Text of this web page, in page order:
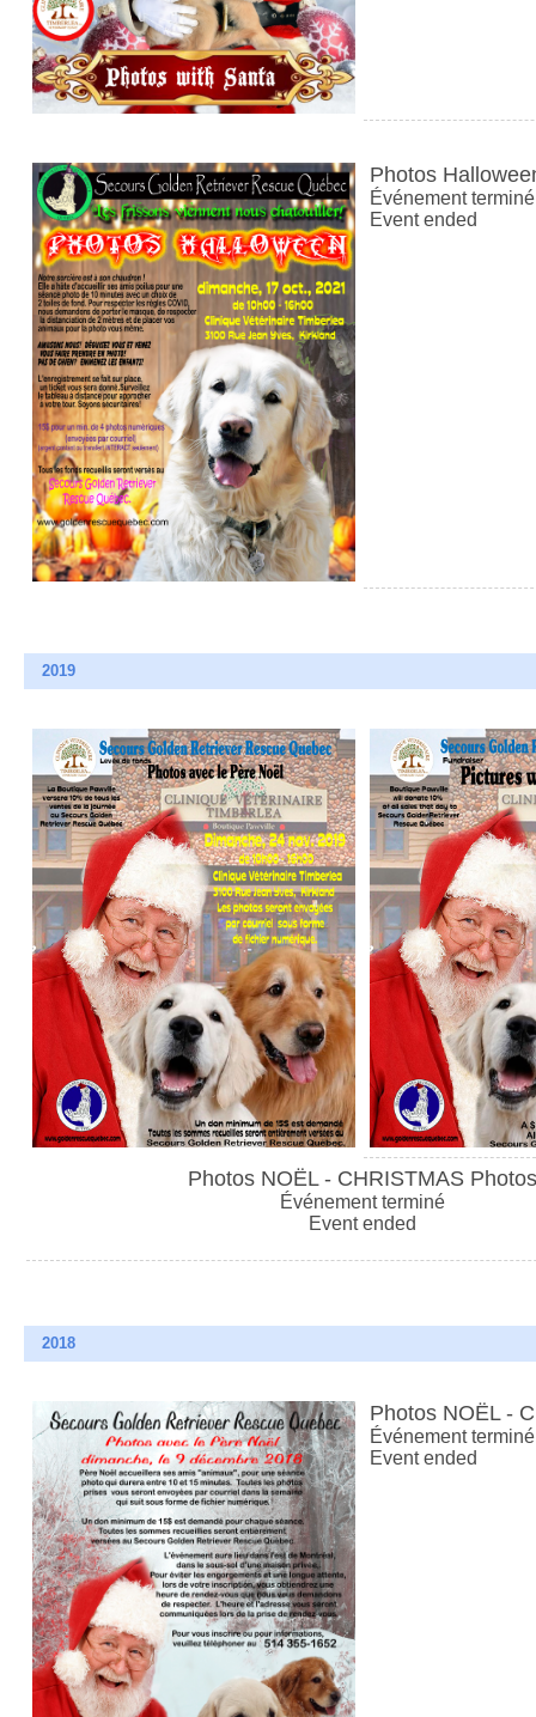
Photos
Événement terminé
Event ended
2019
Photos NOËL - CHRISTMAS Photos
Événement terminé
Event ended
2018
Photos NOËL -
Événement terminé
Event ended